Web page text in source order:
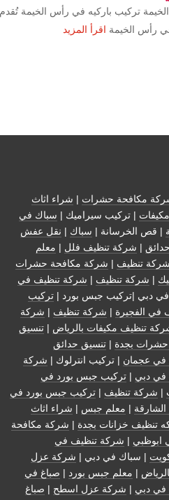
تركيب باركيه في رأس الخيمة
رأس الخيمة اقرأ المزيد
مكافحة حشرات | شراء اثاث
| تركيب سيراميك | سباك في
| قص الخرسانة | سباك | نقل عفش
| شركة تنظيف فلل | معلم
شركة تنظيف | شركة مكافحة حشرات
| شركة تنظيف | شركة تنظيف في
دبي |تركيب جبس بورد |تركيب
في الفجيرة | شركة تنظيف | شركة
تنظيف مكيفات بالرياض |تنسيق
بجدة |تنسيق حدائق
في عجمان | تركيب انترلوك | شركة
في دبي |تركيب جبس بورد في
| شركة تنظيف |تركيب جبس بورد في
| معلم جبس | شراء اثاث
تنظيف خزانات بجدة | شركة مكافحة
ابوظبي | شركة تنظيف في
| سباك في دبي | شركة عزل
| معلم جبس بورد | صباغ في
في دبي | شركة عزل اسطح | صباغ